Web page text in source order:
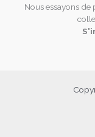
Nous essayons